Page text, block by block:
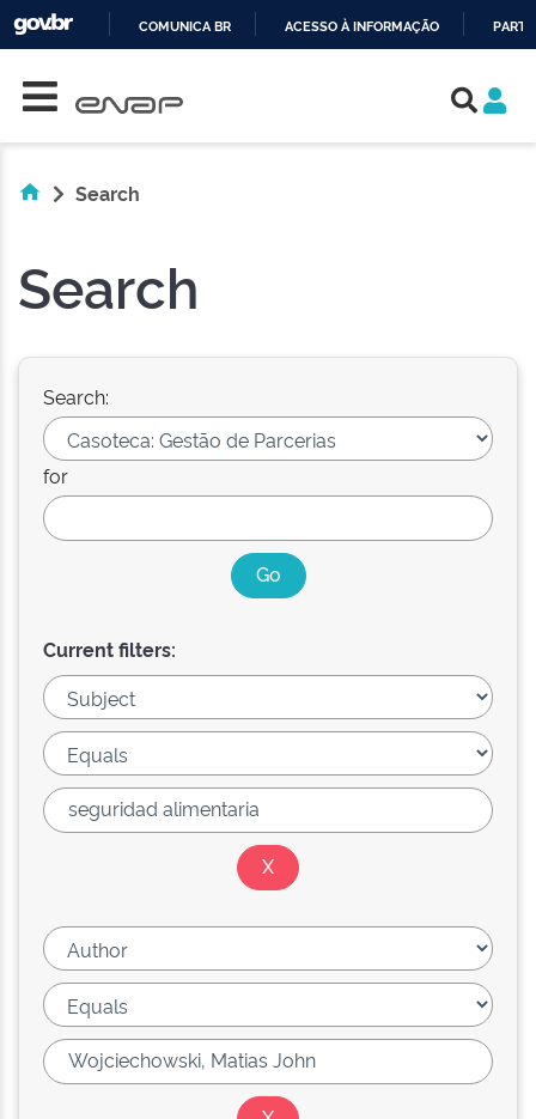
COMUNICA BR ACESSO À INFORMAÇÃO
Search
Search
Search:
for
Current filters: